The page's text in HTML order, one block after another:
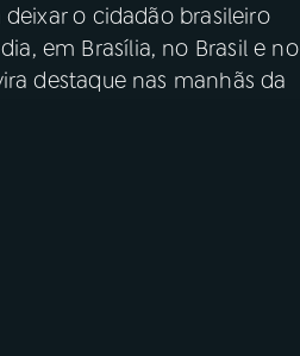
o cidadão brasileiro
em Brasília, no Brasil e no
destaque nas manhãs da